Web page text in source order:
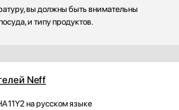
вы должны быть внимательны
и типу продуктов.
Neff
на русском языке